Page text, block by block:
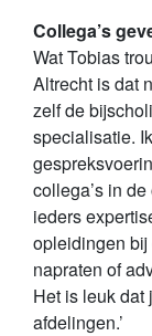
Collega’s
Wat Tobias
Altrecht is dat
zelf de
specialisatie.
collega’s in
ieders
opleidingen
napraten of
Het is leuk dat
afdelingen.’